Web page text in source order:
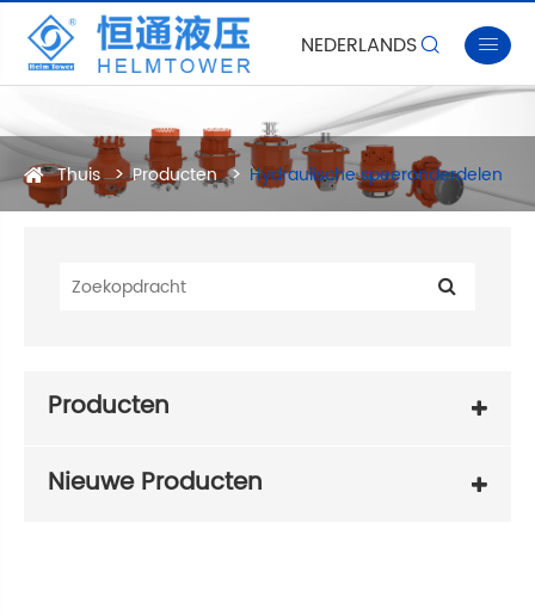
NEDERLANDS 
Thuis Producten Hydraulische speeronderdelen
Producten
Nieuwe Producten